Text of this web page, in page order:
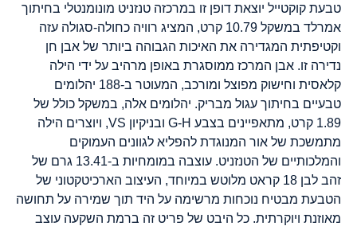
טבעת קוקטייל יוצאת דופן זו במרכזה טנזניט מונומנטלי בחיתוך
אמרלד במשקל 10.79 קרט, המציג רוויה כחולה-סגולה עזה
וקטיפתית המגדירה את האיכות הגבוהה ביותר של אבן חן
נדירה זו. אבן המרכז ממוסגרת באופן מרהיב על ידי הילה
קלאסית וחישוק מפוצל ומורכב, המעוטר ב-188 יהלומים
טבעיים בחיתוך עגול מבריק. יהלומים אלה, במשקל כולל של
1.89 קרט, מתאפיינים בצבע G-H ובניקיון VS, ויוצרים הילה
מתמשכת של אור המנוגדת להפליא לגוונים העמוקים
והמלכותיים של הטנזניט. עוצבה במומחיות ב-13.41 גרם של
זהב לבן 18 קראט מלוטש במיוחד, העיצוב הארכיטקטוני של
הטבעת מבטיח נוכחות מרשימה על היד תוך שמירה על תחושה
מאוזנת ויוקרתית. כל היבט של פריט זה ברמת השקעה עוצב